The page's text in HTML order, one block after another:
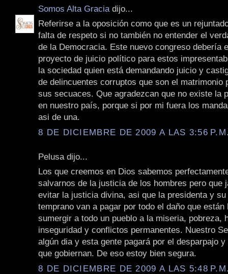
Somos Alta Gracia dijo...
Referirse a la oposición como que es un
falta de respeto si no también no entender el
de la Democracia. Este nuevo congreso debería
proyecto de juicio político para estos
la sociedad quien está demandando juicio y
de delincuentes corruptos que son el matrimonio
sus secuaces. Que agradezcan que no existe la
en nuestro país, porque si por mi fuera los
asi de una.
8 DE DICIEMBRE DE 2009 A LAS 3:56
Pelusa dijo...
Los que creemos en Dios sabemos
salvarnos de la justicia de los hombres pero que
evitar la justicia divina, asi que la presidenta y
temprano van a pagar por todo el daño que están
sumergir a todo un pueblo a la miseria, pobreza,
inseguridad y conflictos permanentes. Nuestro
algún dia y esta gente pagará por el desparpajo
que gobiernan. De eso estoy bien segura.
8 DE DICIEMBRE DE 2009 A LAS 5:48